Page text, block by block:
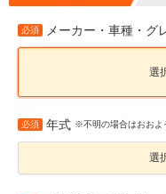
必須 メーカー・車種・グ
選
必須 年式 ※不明の場合はおおよ
選